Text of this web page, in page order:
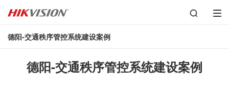
德阳-交通秩序管控系统建设案例
德阳-交通秩序管控系统建设案例